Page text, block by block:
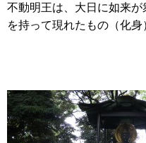
不動明王は、大日に如来
を持って現れたもの（化身